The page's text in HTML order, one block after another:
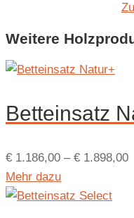
Weitere
Betteinsatz
€ 1.186,00 – € 1.898,00
Mehr dazu